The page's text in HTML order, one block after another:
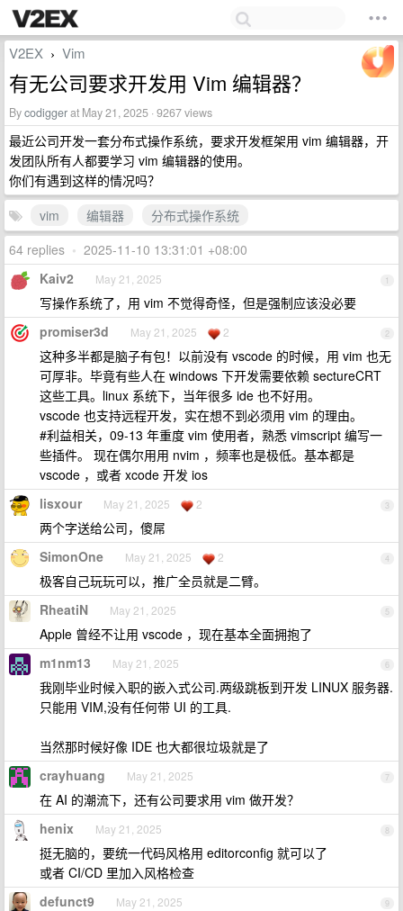
V2EX › Vim
有无公司要求开发用 Vim 编辑器？
Bycodiggerat May 21, 2025 · 9267 views
最近公司开发一套分布式操作系统，要求开发框架用 vim 编辑器，开
发团队所有人都要学习 vim 编辑器的使用。
你们有遇到这样的情况吗？
vim
编辑器
分布式操作系统
64 replies • 2025-11-10 13:31:01 +08:00
1
Kaiv2 May 21, 2025
写操作系统了，用 vim 不觉得奇怪，但是强制应该没必要
2
promiser3d May 21, 2025 2
这种多半都是脑子有包！以前没有 vscode 的时候，用 vim 也无
可厚非。毕竟有些人在 windows 下开发需要依赖 sectureCRT
这些工具。linux 系统下，当年很多 ide 也不好用。
vscode 也支持远程开发，实在想不到必须用 vim 的理由。
#利益相关，09-13 年重度 vim 使用者，熟悉 vimscript 编写一
些插件。 现在偶尔用用 nvim ，频率也是极低。基本都是
vscode ，或者 xcode 开发 ios
3
lisxour May 21, 2025 2
两个字送给公司，傻屌
4
SimonOne May 21, 2025 2
极客自己玩玩可以，推广全员就是二臂。
5
RheatiN May 21, 2025
Apple 曾经不让用 vscode ，现在基本全面拥抱了
6
m1nm13 May 21, 2025
我刚毕业时候入职的嵌入式公司.两级跳板到开发 LINUX 服务器.
只能用 VIM,没有任何带 UI 的工具.
当然那时候好像 IDE 也大都很垃圾就是了
7
crayhuang May 21, 2025
在 AI 的潮流下，还有公司要求用 vim 做开发？
8
henix May 21, 2025
挺无脑的，要统一代码风格用 editorconfig 就可以了
或者 CI/CD 里加入风格检查
9
defunct9 May 21, 2025